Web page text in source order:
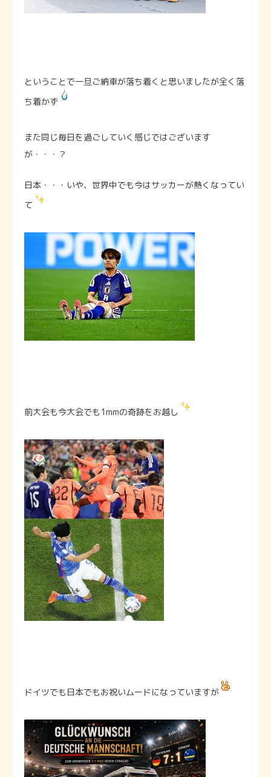
ということで一旦ご納車が落ち着くと思いましたが全く落
ち着かず
また同じ毎日を過ごしていく感じではございます
が・・・？
日本・・・いや、世界中でも今はサッカーが熱くなってい
て
前大会も今大会でも1mmの奇跡をお越し
ドイツでも日本でもお祝いムードになっていますが